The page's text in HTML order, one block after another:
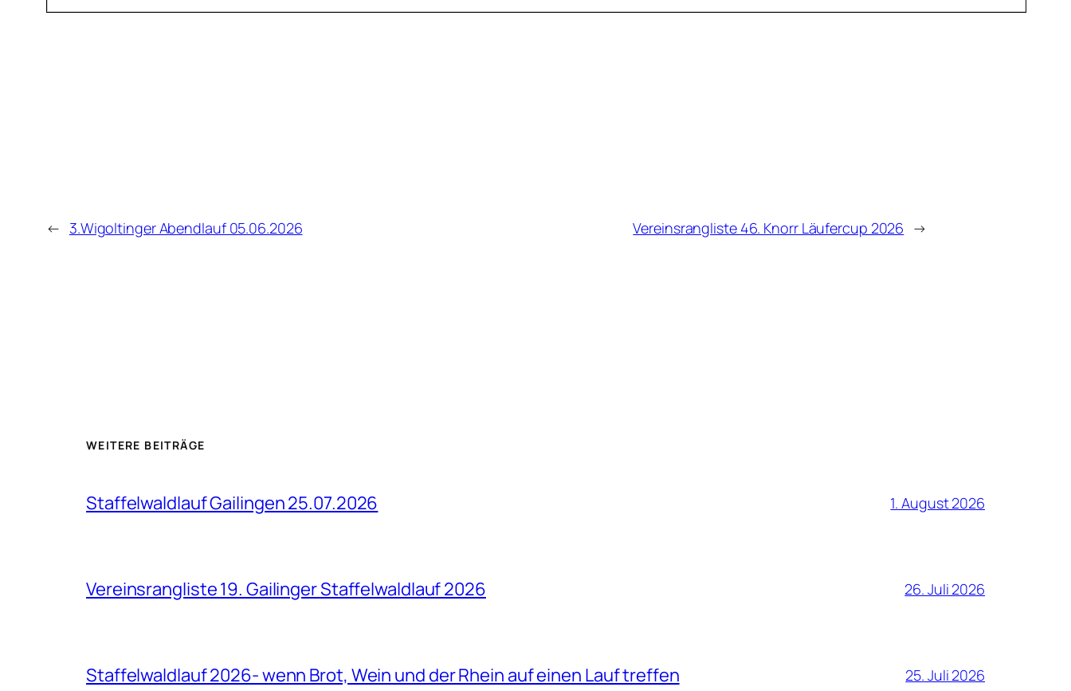
← 3.Wigoltinger Abendlauf 05.06.2026 Vereinsrangliste 46. Knorr Läufercup 2026 →
WEITERE BEITRÄGE
Staffelwaldlauf Gailingen 25.07.2026 1. August 2026
Vereinsrangliste 19. Gailinger Staffelwaldlauf 2026 26. Juli 2026
Staffelwaldlauf 2026- wenn Brot, Wein und der Rhein auf einen Lauf treffen 25. Juli 2026